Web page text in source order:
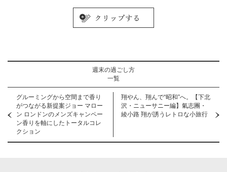
週末の過ごし方
一覧
グルーミングから空間まで香り
がつながる新提案ジョー マロー
ン ロンドンのメンズキャンペー
ン香りを軸にしたトータルコレ
クション
翔やん、翔んで“昭和”へ。【下北
沢・ニューサニー編】氣志團・
綾小路 翔が誘うレトロな小旅行